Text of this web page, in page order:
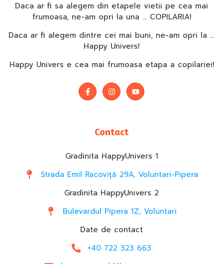
Daca ar fi sa alegem din etapele vietii pe cea mai
frumoasa, ne-am opri la una … COPILARIA!
Daca ar fi alegem dintre cei mai buni, ne-am opri la …
Happy Univers!
Happy Univers e cea mai frumoasa etapa a copilariei!
Contact
Gradinita HappyUnivers 1
Strada Emil Racoviță 29A, Voluntari-Pipera
Gradinita HappyUnivers 2
Bulevardul Pipera 1Z, Voluntari
Date de contact
+40 722 323 663